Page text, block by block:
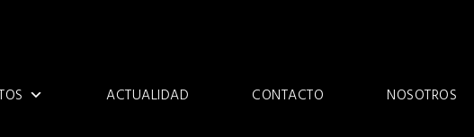
ACTUALIDAD CONTACTO NOSOTROS